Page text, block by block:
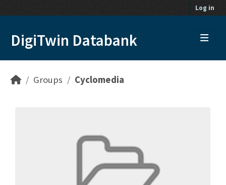
Log in
DigiTwin Databank
Groups Cyclomedia